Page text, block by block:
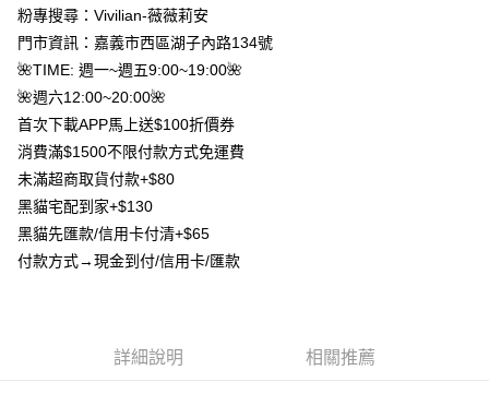
【大哥付你分期使用說明】
2.付款方式選擇「大哥付你分期」，訂單成立後會自動跳轉到大哥付的交易
流程，驗證手機門號後，選擇欲分期的期數、繳款截止日，確認付款後即完
成交易。
3.實際核准額度、可分期數及費用金額請依後續交易確認頁面所載為準。
4.訂單成立30分鐘內，如未前往確認交易或遇審核未通過，訂單將自動取
消。如遇「轉專審核」未通過狀況，表示未達大哥付你分期系統評分，恕無
【繳款方式說明】
1.分期款項不併入電信帳單，「大哥付你分期」於每月結算日後寄送繳費提
醒簡訊。
2.透過簡訊連結打開帳單後，可選擇「超商條碼／台灣大直營門市／銀行轉
帳／街口支付／iPASS MONEY」等通路繳費。
買賣價金債權讓與本公司後，依約使用本公司帳單繳交帳款。
AFTEE先享後付
相關說明
【關於「AFTEE先享後付」】
AFTEE先享後付是「在收到商品之後才付款」的支付方式。 讓您購物簡單
便利好安心！
１．簡單：不需註冊會員、不需綁卡、不需儲值。
２．便利：只要手機號碼，簡訊認證，即可結帳。
３．安心：先確認商品／服務後，再付款。
【「AFTEE先享後付」結帳流程】
１．於結帳方式選擇「AFTEE先享後付」後，將跳轉至「AFTEE先享後付」
結帳頁面，進行簡訊認證並確認金額後，即可完成結帳。
２．訂單成立數日內，您將收到繳費通知簡訊。
購買商品的店家。未經商家同意取消之訂單仍視為有效，需透過AFTEE先享
ATM付款
貨到付款
運送方式
全家取貨付款
每筆NT$80，滿NT$1,500(含以上)免運費
先付款宅配到府
粉專搜尋：Vivilian-薇薇莉安
門市資訊：嘉義市西區湖子內路134號
🌺TIME: 週一~週五9:00~19:00🌺
🌺週六12:00~20:00🌺
首次下載APP馬上送$100折價券
消費滿$1500不限付款方式免運費
未滿超商取貨付款+$80
黑貓宅配到家+$130
黑貓先匯款/信用卡付清+$65
付款方式→現金到付/信用卡/匯款
詳細說明 相關推薦